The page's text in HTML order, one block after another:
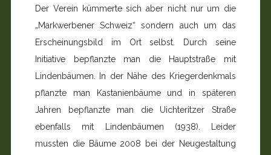
Der Verein kümmerte sich aber nicht nur um die
„Markwerbener Schweiz“ sondern auch um das
Erscheinungsbild im Ort selbst. Durch seine
Initiative bepflanzte man die Hauptstraße mit
Lindenbäumen. In der Nähe des Kriegerdenkmals
pflanzte man Kastanienbäume und in späteren
Jahren bepflanzte man die Uichteritzer Straße
ebenfalls mit Lindenbäumen (1938). Leider
mussten die Bäume 2008 bei der Neugestaltung